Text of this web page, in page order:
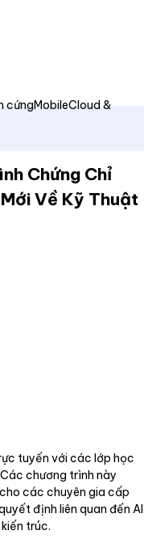
cứngMobileCloud &
Chứng Chỉ
Về Kỹ Thuật
tuyến với các lớp học
chương trình này
các chuyên gia cấp
định liên quan đến AI
trúc.